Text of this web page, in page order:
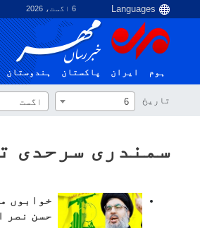
6 اگست، 2026
ہوم ایران پاکستان ہندوستان
تاریخ 6 اگست
سمندری سرحدی
خوابوں
حسن نصر